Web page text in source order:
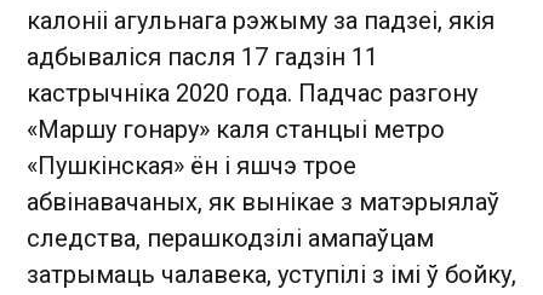
калоніі агульнага рэжыму за падзеі, якія
адбываліся пасля 17 гадзін 11
кастрычніка 2020 года. Падчас разгону
«Маршу гонару» каля станцыі метро
«Пушкінская» ён і яшчэ трое
абвінавачаных, як вынікае з матэрыялаў
следства, перашкодзілі амапаўцам
затрымаць чалавека, уступілі з імі ў бойку,